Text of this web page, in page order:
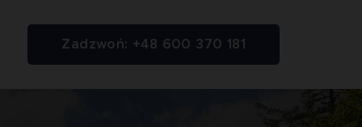
Zadzwoń: +48 600 370 181